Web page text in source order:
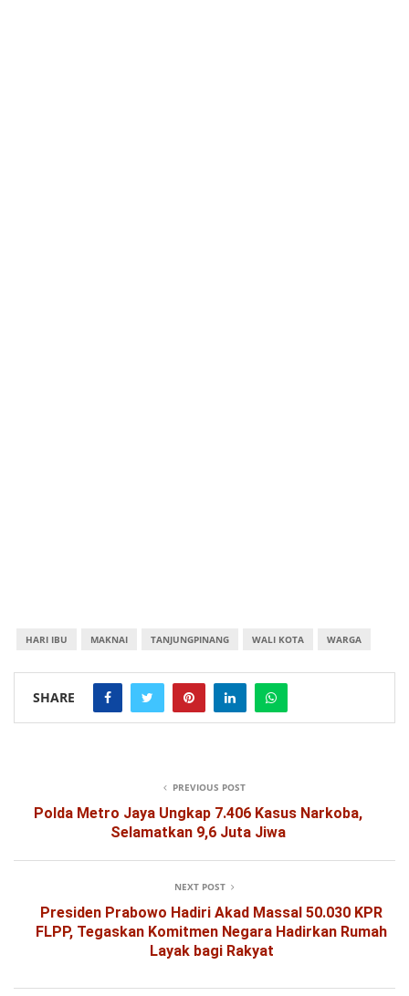
HARI IBU MAKNAI TANJUNGPINANG WALI KOTA WARGA
SHARE
PREVIOUS POST
Polda Metro Jaya Ungkap 7.406 Kasus Narkoba,
Selamatkan 9,6 Juta Jiwa
NEXT POST
Presiden Prabowo Hadiri Akad Massal 50.030 KPR
FLPP, Tegaskan Komitmen Negara Hadirkan Rumah
Layak bagi Rakyat